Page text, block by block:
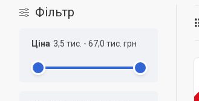
Фільтр
3,5 тис. - 67,0 тис. грн
Ціна